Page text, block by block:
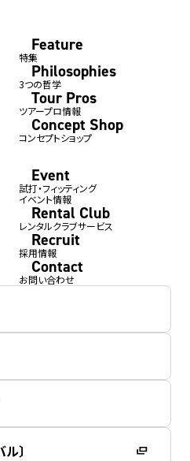
Feature
特集
Philosophies
3つの哲学
Tour Pros
ツアープロ情報
Concept Shop
コンセプトショップ
Event
試打・フィッティング
イベント情報
Rental Club
レンタルクラブサービス
Recruit
採用情報
Contact
お問い合わせ
〕